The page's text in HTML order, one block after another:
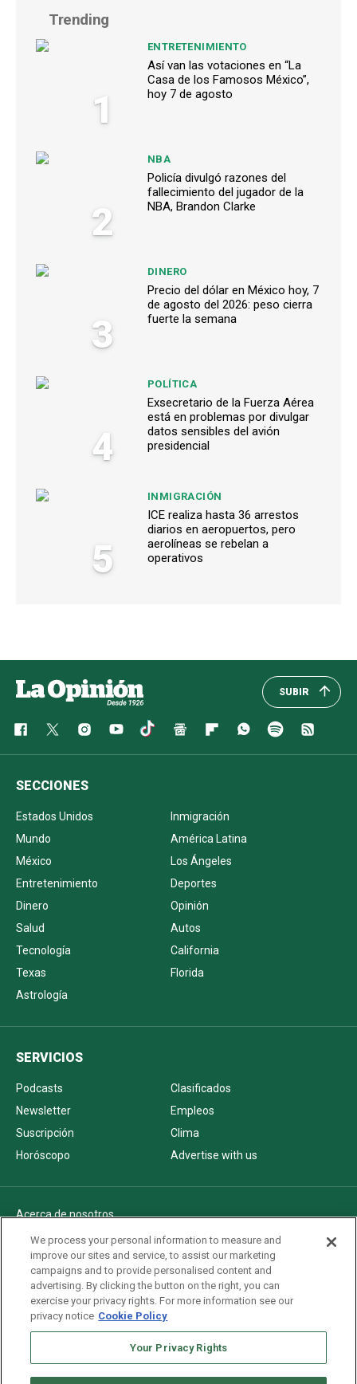
Trending
1
ENTRETENIMIENTO
Así van las votaciones en “La
Casa de los Famosos México”,
hoy 7 de agosto
2
NBA
Policía divulgó razones del
fallecimiento del jugador de la
NBA, Brandon Clarke
3
DINERO
Precio del dólar en México hoy, 7
de agosto del 2026: peso cierra
fuerte la semana
4
POLÍTICA
Exsecretario de la Fuerza Aérea
está en problemas por divulgar
datos sensibles del avión
presidencial
5
INMIGRACIÓN
ICE realiza hasta 36 arrestos
diarios en aeropuertos, pero
aerolíneas se rebelan a
operativos
SUBIR
SECCIONES
Estados Unidos
Inmigración
Mundo
América Latina
México
Los Ángeles
Entretenimiento
Deportes
Dinero
Opinión
Salud
Autos
Tecnología
California
Texas
Florida
Astrología
SERVICIOS
Podcasts
Clasificados
Newsletter
Empleos
Suscripción
Clima
Horóscopo
Advertise with us
Acerca de nosotros
Politica de privacidad
Pautas Editoriales
AdChoices
Advertise with us
Newsletters
We process your personal information to measure and
improve our sites and service, to assist our marketing
campaigns and to provide personalised content and
advertising. By clicking the button on the right, you can
exercise your privacy rights. For more information see our
privacy notice Cookie Policy
Your Privacy Rights